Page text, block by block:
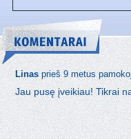
Linasprieš 9 metus
Jau pusę įveikiau! Tikrai